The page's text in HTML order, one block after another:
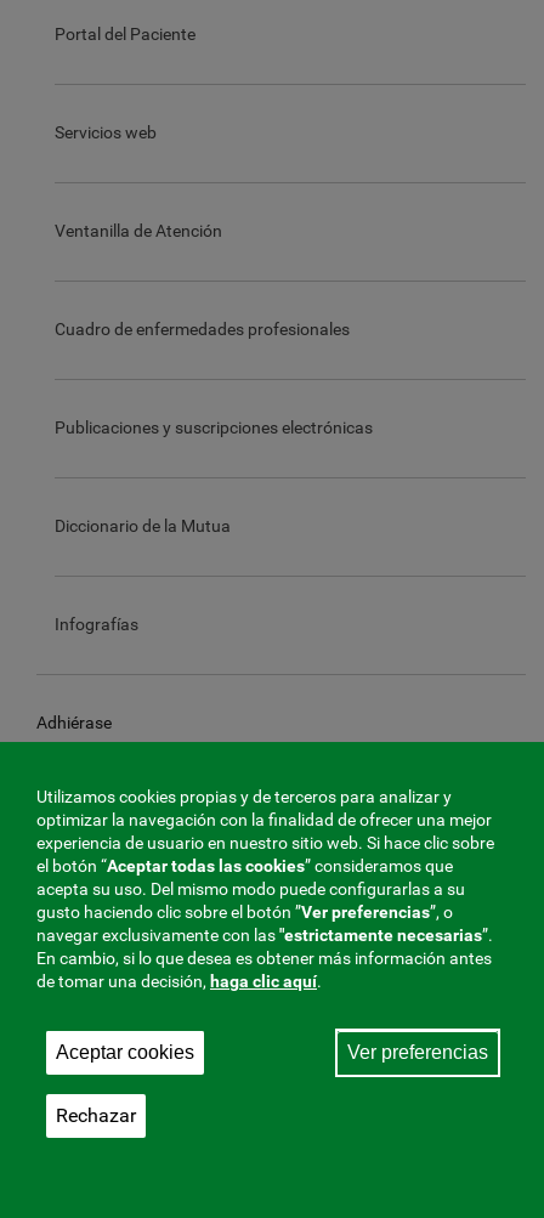
Portal del Paciente
Servicios web
Ventanilla de Atención
Cuadro de enfermedades profesionales
Publicaciones y suscripciones electrónicas
Diccionario de la Mutua
Infografías
Adhiérase
Si va a darse de alta en la Seguridad Social
Si va a cambiar de entidad
Tarifas y Cotizaciones
Utilizamos cookies propias y de terceros para analizar y
optimizar la navegación con la finalidad de ofrecer una mejor
experiencia de usuario en nuestro sitio web. Si hace clic sobre
el botón “Aceptar todas las cookies” consideramos que
acepta su uso. Del mismo modo puede configurarlas a su
gusto haciendo clic sobre el botón ”Ver preferencias”, o
navegar exclusivamente con las"estrictamentenecesarias”.
En cambio, si lo que desea es obtener más información antes
de tomar una decisión, haga clic aquí.
Aceptar cookies Ver preferencias
Rechazar